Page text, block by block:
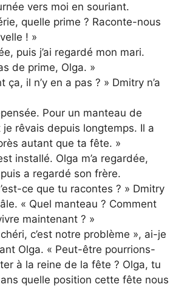
vers moi en souriant.
quelle prime ? Raconte-nous
! »
puis j’ai regardé mon mari.
de prime, Olga. »
il n’y en a pas ? » Dmitry n’a
Pour un manteau de
rêvais depuis longtemps. Il a
autant que ta fête. »
installé. Olga m’a regardée,
a regardé son frère.
ce que tu racontes ? » Dmitry
« Quel manteau ? Comment
maintenant ? »
c’est notre problème », ai-je
Olga. « Peut-être pourrions-
à la reine de la fête ? Olga, tu
quelle position cette fête nous